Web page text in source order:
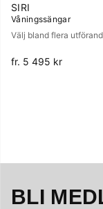
SIRI
Våningssängar
Välj bland flera
fr. 5 495 kr
BLI